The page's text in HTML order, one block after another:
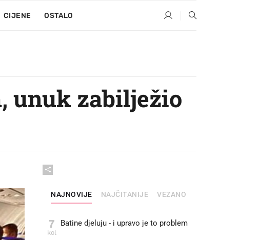
CIJENE OSTALO
unuk zabilježio
NAJNOVIJE NAJČITANIJE VEZANO
7
kol
Batine djeluju - i upravo je to problem